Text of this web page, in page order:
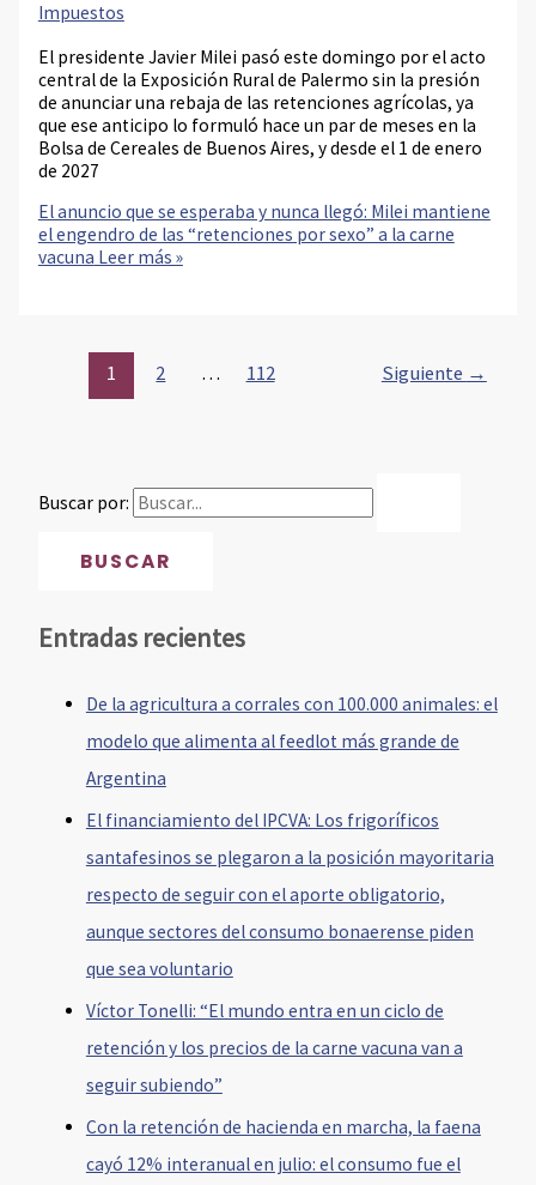
Impuestos
El presidente Javier Milei pasó este domingo por el acto
central de la Exposición Rural de Palermo sin la presión
de anunciar una rebaja de las retenciones agrícolas, ya
que ese anticipo lo formuló hace un par de meses en la
Bolsa de Cereales de Buenos Aires, y desde el 1 de enero
de 2027
El anuncio que se esperaba y nunca llegó: Milei mantiene
el engendro de las “retenciones por sexo” a la carne
vacuna Leer más »
1 2 … 112 Siguiente →
Buscar por:
Entradas recientes
De la agricultura a corrales con 100.000 animales: el
modelo que alimenta al feedlot más grande de
Argentina
El financiamiento del IPCVA: Los frigoríficos
santafesinos se plegaron a la posición mayoritaria
respecto de seguir con el aporte obligatorio,
aunque sectores del consumo bonaerense piden
que sea voluntario
Víctor Tonelli: “El mundo entra en un ciclo de
retención y los precios de la carne vacuna van a
seguir subiendo”
Con la retención de hacienda en marcha, la faena
cayó 12% interanual en julio: el consumo fue el